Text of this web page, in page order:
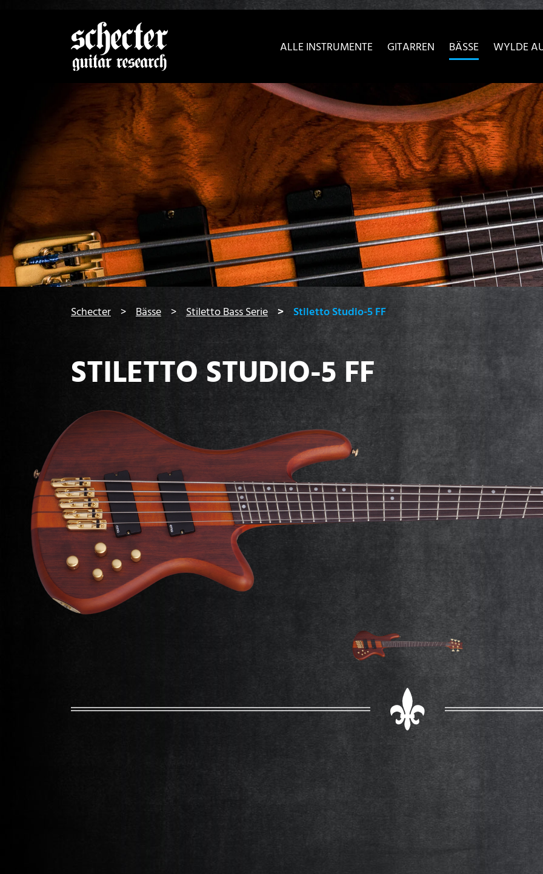
Zeige besser passende Version dieser SeiteDiese Meldung nicht
ALLE INSTRUMENTE GITARREN BÄSSE WYLDE
Schecter Bässe Stiletto Bass Serie Stiletto Studio-5 FF
STILETTO STUDIO-5 FF